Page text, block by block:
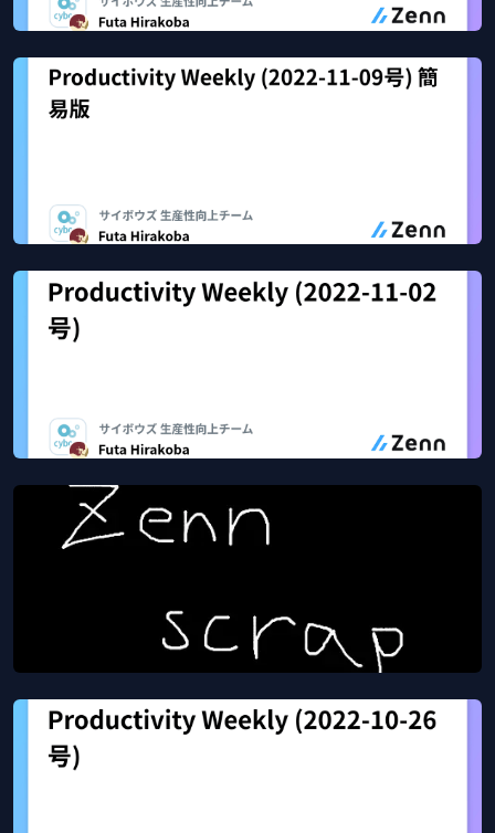
Dec 3, 2022 88views
Zenn
Nov 27, 2022 24views
Zenn
Nov 10, 2022
Nov 10, 2022 209views
Zenn scrap